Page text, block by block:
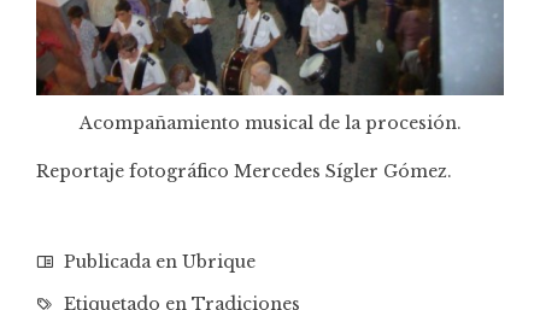
Acompañamiento musical de la procesión.
Reportaje fotográfico Mercedes Sígler Gómez.
Publicada en Ubrique
Etiquetado en Tradiciones